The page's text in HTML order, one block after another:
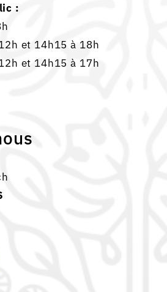
:
et 14h15 à 18h
et 14h15 à 17h